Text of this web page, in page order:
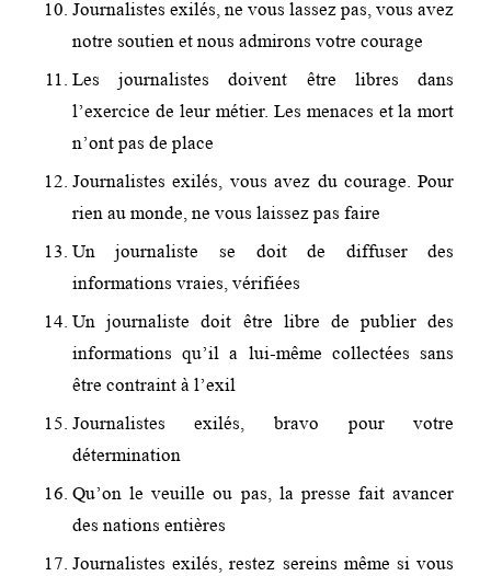
Journalistes exilés, ne vous lassez pas, vous avez
notre soutien et nous admirons votre courage
Les journalistes doivent être libres dans
l’exercice de leur métier. Les menaces et la mort
n’ont pas de place
Journalistes exilés, vous avez du courage. Pour
rien au monde, ne vous laissez pas faire
Un journaliste se doit de diffuser des
informations vraies, vérifiées
Un journaliste doit être libre de publier des
informations qu’il a lui-même collectées sans
être contraint à l’exil
Journalistes exilés, bravo pour votre
détermination
Qu’on le veuille ou pas, la presse fait avancer
des nations entières
Journalistes exilés, restez sereins même si vous